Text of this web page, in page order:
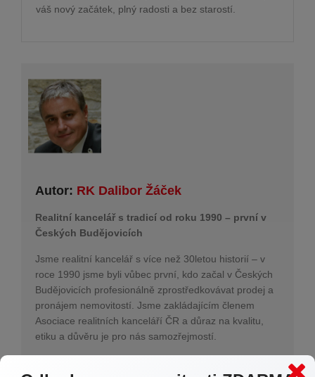
váš nový začátek, plný radosti a bez starostí.
Autor: RK Dalibor Žáček
Realitní kancelář s tradicí od roku 1990 – první v
Českých Budějovicích
Jsme realitní kancelář s více než 30letou historií – v
roce 1990 jsme byli vůbec první, kdo začal v Českých
Budějovicích profesionálně zprostředkovávat prodej a
pronájem nemovitostí. Jsme zakládajícím členem
Asociace realitních kanceláří ČR a důraz na kvalitu,
etiku a důvěru je pro nás samozřejmostí.